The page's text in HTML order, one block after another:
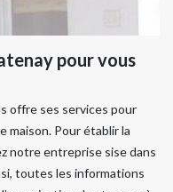
pour vous
offre ses services pour
Pour établir la
notre entreprise sise dans
toutes les informations